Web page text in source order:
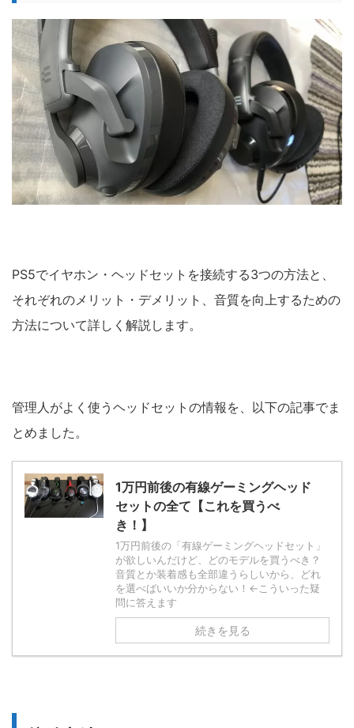
PS5でイヤホン・ヘッドセットを接続する3つの方法と、
それぞれのメリット・デメリット、音質を向上するための
方法について詳しく解説します。
管理人がよく使うヘッドセットの情報を、以下の記事でま
とめました。
1万円前後の有線ゲーミングヘッド
セットの全て【これを買うべ
き！】
1万円前後の「有線ゲーミングヘッドセット」
が欲しいんだけど、どのモデルを買うべき？
音質とか装着感も全部違うらしいから、どれ
を選べばいいか分からない！←こういった疑
問に答えます
続きを見る